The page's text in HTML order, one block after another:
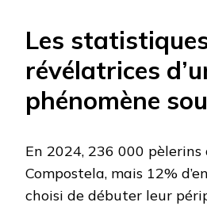
Les
révélatrices
phénomène
En 2024, 236 000
Compostela, mais 12%
choisi de débuter leur